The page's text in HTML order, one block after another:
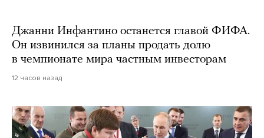
Джанни Инфантино останется главой ФИФА.
Он извинился за планы продать долю
в чемпионате мира частным инвесторам
12 часов назад